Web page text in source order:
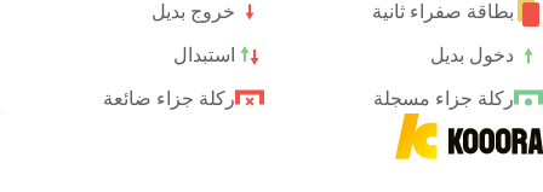
بطاقة صفراء ثانية خروج بديل
دخول بديل استبدال
ركلة جزاء مسجلة ركلة جزاء ضائعة